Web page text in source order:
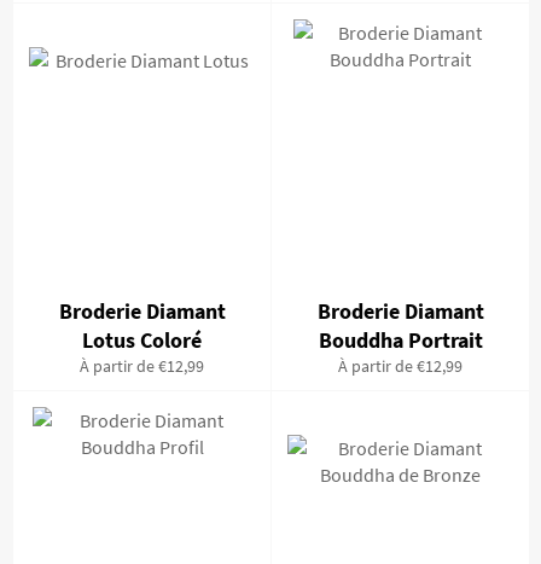
Broderie Diamant
Lotus Coloré
À partir de €12,99
Broderie Diamant
Bouddha Portrait
À partir de €12,99